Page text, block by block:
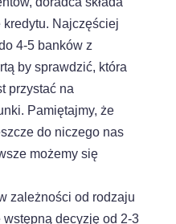
Najczęściej
4-5 banków z
by sprawdzić, która
przystać na
Pamiętajmy, że
do niczego nas
możemy się
zależności od rodzaju
wstępną decyzję od 2-3